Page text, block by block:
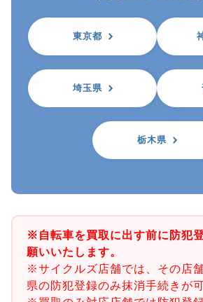
東京都
埼玉県
栃木県
※自転車を買取に出す前に防犯
願いいたします。
※サイクルズ店舗では、その店
県の防犯登録のみ抹消手続きが